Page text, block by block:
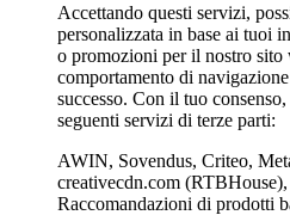
Accettando questi servizi,
personalizzata in base ai tuoi
o promozioni per il nostro sito
comportamento di
successo. Con il tuo
seguenti servizi di terze parti:
AWIN, Sovendus, Criteo,
creativecdn.com
Raccomandazioni di prodotti